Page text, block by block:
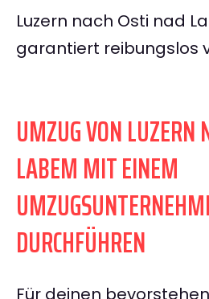
Luzern nach Osti nad
garantiert reibungslos
UMZUG VON LUZERN
LABEM MIT EINEM
DURCHFÜHREN